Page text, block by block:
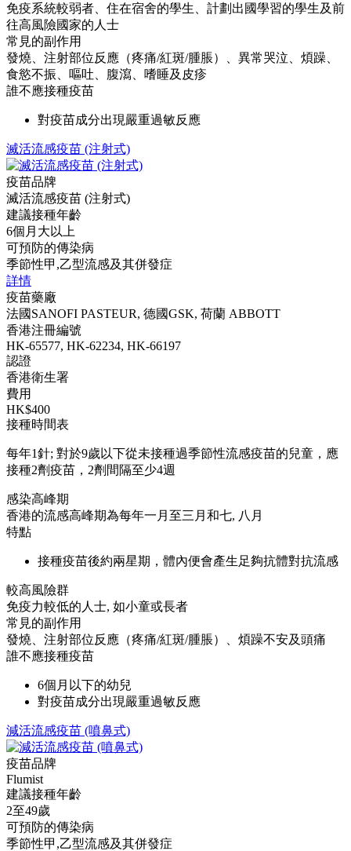
免疫系統較弱者、住在宿舍的學生、計劃出國學習的學生及前
往高風險國家的人士
常見的副作用
發燒、注射部位反應（疼痛/紅斑/腫脹）、異常哭泣、煩躁、
食慾不振、嘔吐、腹瀉、嗜睡及皮疹
誰不應接種疫苗
對疫苗成分出現嚴重過敏反應
滅活流感疫苗 (注射式)
疫苗品牌
滅活流感疫苗 (注射式)
建議接種年齡
6個月大以上
可預防的傳染病
季節性甲,乙型流感及其併發症
詳情
疫苗藥廠
法國SANOFI PASTEUR, 德國GSK, 荷蘭 ABBOTT
香港注冊編號
HK-65577, HK-62234, HK-66197
認證
香港衛生署
費用
HK$400
接種時間表
每年1針; 對於9歲以下從未接種過季節性流感疫苗的兒童，應
接種2劑疫苗，2劑間隔至少4週
感染高峰期
香港的流感高峰期為每年一月至三月和七, 八月
特點
接種疫苗後約兩星期，體內便會產生足夠抗體對抗流感
較高風險群
免疫力較低的人士, 如小童或長者
常見的副作用
發燒、注射部位反應（疼痛/紅斑/腫脹）、煩躁不安及頭痛
誰不應接種疫苗
6個月以下的幼兒
對疫苗成分出現嚴重過敏反應
減活流感疫苗 (噴鼻式)
疫苗品牌
Flumist
建議接種年齡
2至49歲
可預防的傳染病
季節性甲,乙型流感及其併發症